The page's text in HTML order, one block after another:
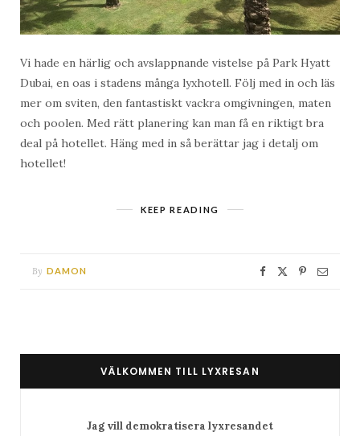
Vi hade en härlig och avslappnande vistelse på Park Hyatt
Dubai, en oas i stadens många lyxhotell. Följ med in och läs
mer om sviten, den fantastiskt vackra omgivningen, maten
och poolen. Med rätt planering kan man få en riktigt bra
deal på hotellet. Häng med in så berättar jag i detalj om
hotellet!
KEEP READING
By DAMON
VÄLKOMMEN TILL LYXRESAN
Jag vill demokratisera lyxresandet